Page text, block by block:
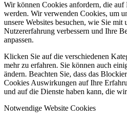
Wir können Cookies anfordern, die auf
werden. Wir verwenden Cookies, um
unsere Websites besuchen, wie Sie mit
Nutzererfahrung verbessern und Ihre
anpassen.
Klicken Sie auf die verschiedenen
mehr zu erfahren. Sie können auch
ändern. Beachten Sie, dass das
Cookies Auswirkungen auf Ihre
und auf die Dienste haben kann, die
Notwendige Website Cookies